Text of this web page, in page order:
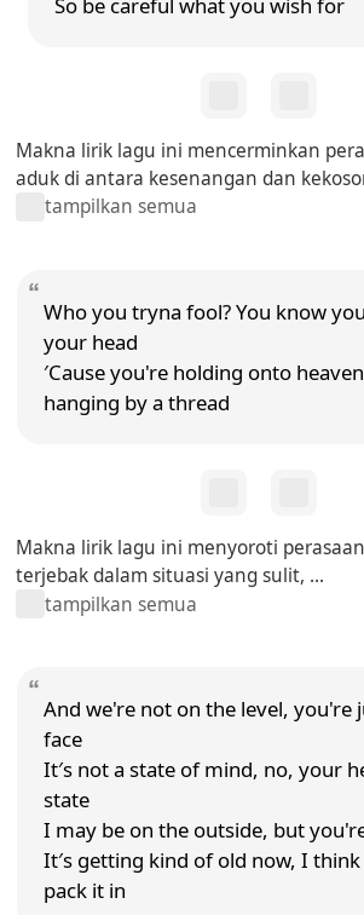
Makna lirik lagu ini mencerminkan
aduk di antara kesenangan dan
tampilkan semua
Who you tryna fool? You know
your head
′Cause you're holding onto
hanging by a thread
Makna lirik lagu ini menyoroti
terjebak dalam situasi yang sulit, ...
tampilkan semua
And we're not on the level, you're
face
It′s not a state of mind, no, your
state
I may be on the outside, but
It′s getting kind of old now, I
pack it in